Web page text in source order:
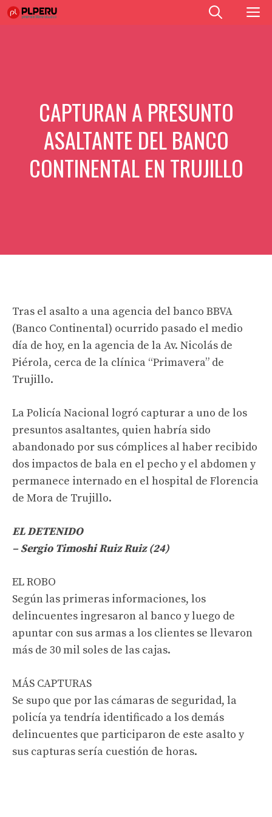
Saltar
CAPTURAN A PRESUNTO
ASALTANTE DEL BANCO
CONTINENTAL EN TRUJILLO
Tras el asalto a una agencia del banco BBVA
(Banco Continental) ocurrido pasado el medio
día de hoy, en la agencia de la Av. Nicolás de
Piérola, cerca de la clínica “Primavera” de
Trujillo.
La Policía Nacional logró capturar a uno de los
presuntos asaltantes, quien habría sido
abandonado por sus cómplices al haber recibido
dos impactos de bala en el pecho y el abdomen y
permanece internado en el hospital de Florencia
de Mora de Trujillo.
EL DETENIDO
– Sergio Timoshi Ruiz Ruiz (24)
EL ROBO
Según las primeras informaciones, los
delincuentes ingresaron al banco y luego de
apuntar con sus armas a los clientes se llevaron
más de 30 mil soles de las cajas.
MÁS CAPTURAS
Se supo que por las cámaras de seguridad, la
policía ya tendría identificado a los demás
delincuentes que participaron de este asalto y
sus capturas sería cuestión de horas.